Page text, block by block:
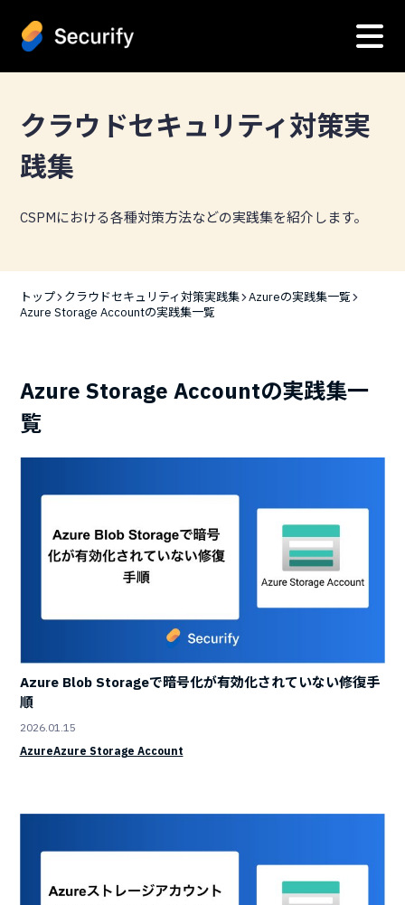
クラウドセキュリティ対策実
践集
CSPMにおける各種対策方法などの実践集を紹介します。
トップ クラウドセキュリティ対策実践集
Azureの実践集一覧
Azure Storage Accountの実践集一覧
Azure Storage Accountの実践集一
覧
Azure Blob Storageで暗号化が有効化されていない修復手
順
2026.01.15
AzureAzure Storage Account